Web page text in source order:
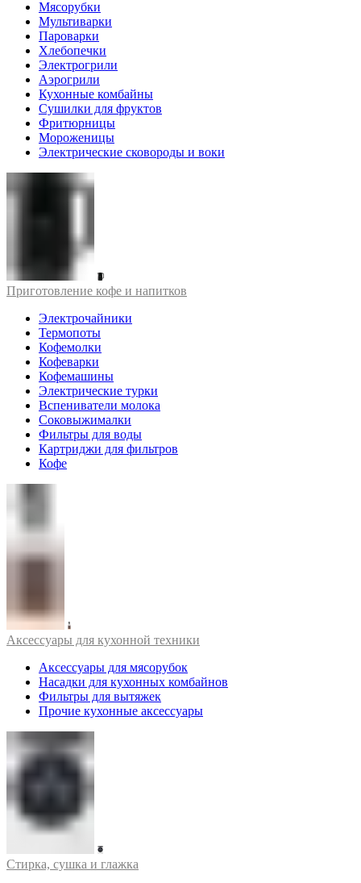
Мясорубки
Мультиварки
Пароварки
Хлебопечки
Электрогрили
Аэрогрили
Кухонные комбайны
Сушилки для фруктов
Фритюрницы
Мороженицы
Электрические сковороды и воки
Приготовление кофе и напитков
Электрочайники
Термопоты
Кофемолки
Кофеварки
Кофемашины
Электрические турки
Вспениватели молока
Соковыжималки
Фильтры для воды
Картриджи для фильтров
Кофе
Аксессуары для кухонной техники
Аксессуары для мясорубок
Насадки для кухонных комбайнов
Фильтры для вытяжек
Прочие кухонные аксессуары
Стирка, сушка и глажка